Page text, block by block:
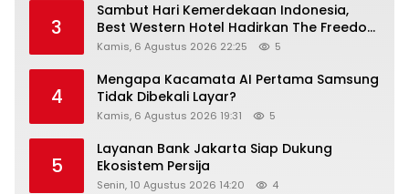
3
Sambut Hari Kemerdekaan Indonesia,
Best Western Hotel Hadirkan The Freedom
Stay Diskon Hingga 45%
Kamis, 6 Agustus 2026 22:25 5
4
Mengapa Kacamata AI Pertama Samsung
Tidak Dibekali Layar?
Kamis, 6 Agustus 2026 19:31 5
5
Layanan Bank Jakarta Siap Dukung
Ekosistem Persija
Senin, 10 Agustus 2026 14:20 4